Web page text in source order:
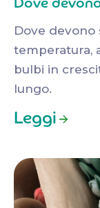
Dove
Dove devono
temperatura,
bulbi in
lungo.
Leggi